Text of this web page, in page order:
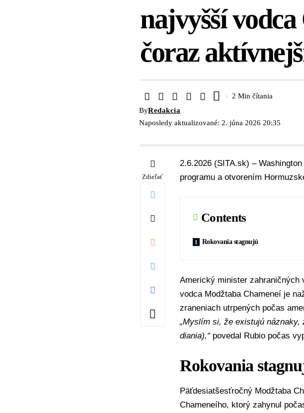
najvyšší
čoraz
Naposledy aktualizované: 2. júna 2026 20:35
ByRedakcia
2 Min čítania
Zdieľať
2.6.2026 (SITA.sk) –
programu a otvorením
Contents
Rokovania stagnujú
Americký minister zahraničných
vodca Modžtaba Chameneí je
zraneniach utrpených počas
„Myslím si, že existujú
diania),“povedal Rubio počas
Rokovania
Päťdesiatšesťročný Modžtaba
Chameneího, ktorý zahynul